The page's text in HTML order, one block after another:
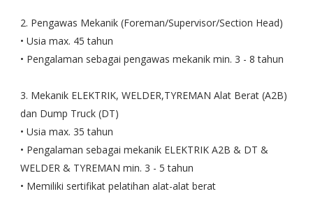
2. Pengawas Mekanik (Foreman/Supervisor/Section Head)
• Usia max. 45 tahun
• Pengalaman sebagai pengawas mekanik min. 3 - 8 tahun
3. Mekanik ELEKTRIK, WELDER,TYREMAN Alat Berat (A2B)
dan Dump Truck (DT)
• Usia max. 35 tahun
• Pengalaman sebagai mekanik ELEKTRIK A2B & DT &
WELDER & TYREMAN min. 3 - 5 tahun
• Memiliki sertifikat pelatihan alat-alat berat